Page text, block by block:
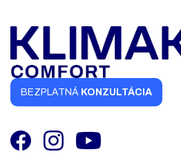
BEZPLATNÁ KONZULTÁCIA